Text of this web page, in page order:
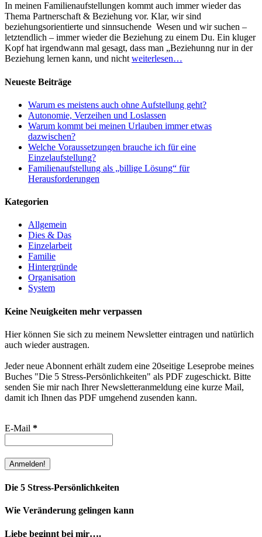
In meinen Familienaufstellungen kommt auch immer wieder das
Thema Partnerschaft & Beziehung vor. Klar, wir sind
beziehungsorientierte und sinnsuchende Wesen und wir suchen –
letztendlich – immer wieder die Beziehung zu einem Du. Ein kluger
Kopf hat irgendwann mal gesagt, dass man „Beziehunng nur in der
Beziehung lernen kann, und nicht weiterlesen…
Neueste Beiträge
Warum es meistens auch ohne Aufstellung geht?
Autonomie, Verzeihen und Loslassen
Warum kommt bei meinen Urlauben immer etwas
dazwischen?
Welche Voraussetzungen brauche ich für eine
Einzelaufstellung?
Familienaufstellung als „billige Lösung“ für
Herausforderungen
Kategorien
Allgemein
Dies & Das
Einzelarbeit
Familie
Hintergründe
Organisation
System
Keine Neuigkeiten mehr verpassen
Hier können Sie sich zu meinem Newsletter eintragen und natürlich
auch wieder austragen.
Jeder neue Abonnent erhält zudem eine 20seitige Leseprobe meines
Buches "Die 5 Stress-Persönlichkeiten" als PDF zugeschickt. Bitte
senden Sie mir nach Ihrer Newsletteranmeldung eine kurze Mail,
damit ich Ihnen das PDF umgehend zusenden kann.
E-Mail *
Die 5 Stress-Persönlichkeiten
Wie Veränderung gelingen kann
Liebe beginnt bei mir….